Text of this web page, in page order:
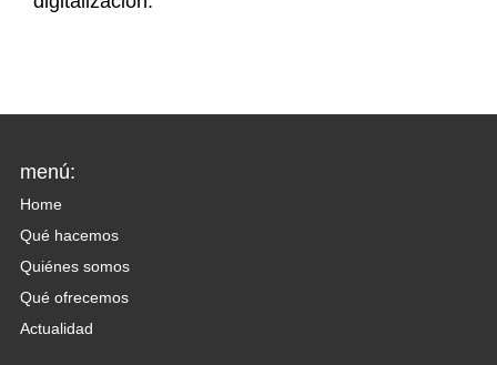
menú:
Home
Qué hacemos
Quiénes somos
Qué ofrecemos
Actualidad